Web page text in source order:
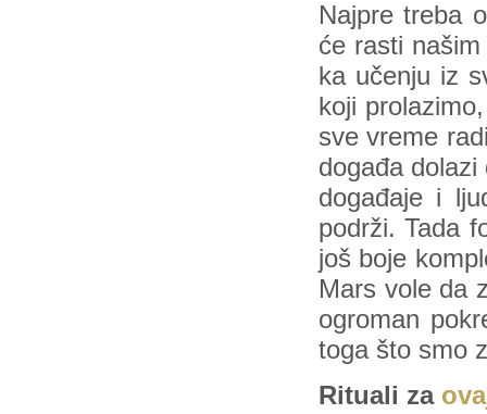
Najpre treba
će rasti
ka učenju iz
koji
sve vreme
događa
događaje i
podrži. Tada
još boje
Mars vole da
ogroman
toga što smo
Rituali za